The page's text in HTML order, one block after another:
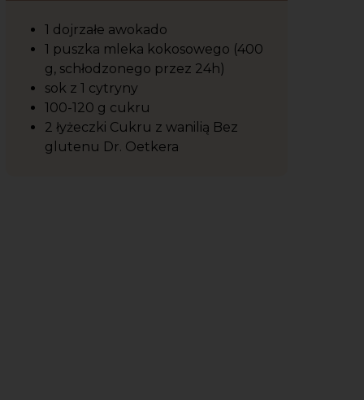
1 dojrzałe awokado
1 puszka mleka kokosowego (400
g, schłodzonego przez 24h)
sok z 1 cytryny
100-120 g cukru
2 łyżeczki Cukru z wanilią Bez
glutenu Dr. Oetkera